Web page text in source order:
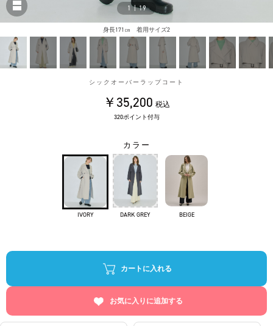
1 | 19
身長171㎝ 着用サイズ2
シックオーバーラップコート
￥35,200 税込
320ポイント付与
カラー
IVORY DARK GREY BEIGE
カートに入れる
お気に入りに追加する